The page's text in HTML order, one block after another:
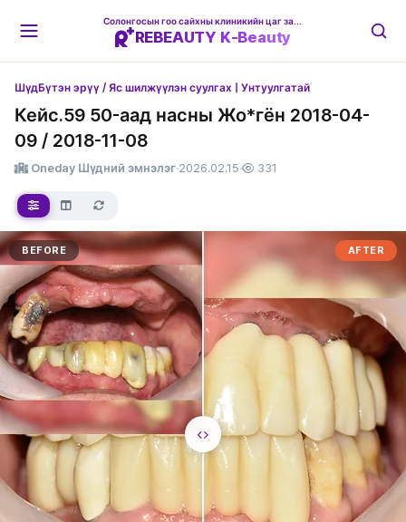
REBEAUTY K-Beauty
ШүдБүтэн эрүү / Яс шилжүүлэн суулгах | Унтуулгатай
Кейс.59 50-аад насны Жо*гён 2018-04-
09 / 2018-11-08
Oneday Шүдний эмнэлэг·2026.02.15· 331
AFTER
BEFORE